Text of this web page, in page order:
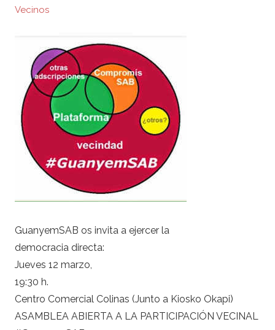
Vecinos
GuanyemSAB os invita a ejercer la
democracia directa:
Jueves 12 marzo,
19:30 h.
Centro Comercial Colinas (Junto a Kiosko Okapi)
ASAMBLEA ABIERTA A LA PARTICIPACIÓN VECINAL